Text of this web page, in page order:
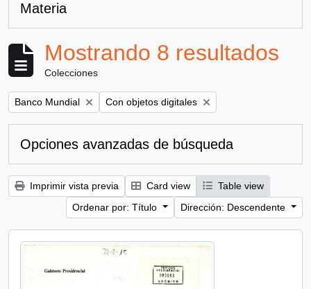
Materia
Mostrando 8 resultados
Colecciones
Remove filter:
Banco Mundial Remove filter:
Con objetos digitales
Opciones avanzadas de búsqueda
Imprimir vista previa Card view
Table view
Ordenar por: Título
Dirección: Descendente